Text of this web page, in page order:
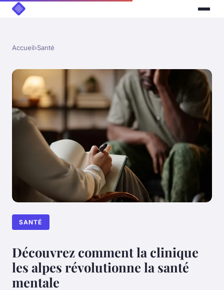
Accueil›Santé
SANTÉ
Découvrez comment la clinique
les alpes révolutionne la santé
mentale